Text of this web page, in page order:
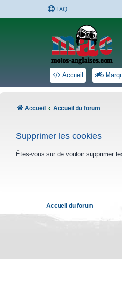
FAQ
Accueil
Accueil Accueil du forum
Supprimer les cookies
Êtes-vous sûr de vouloir supprimer
Accueil du forum